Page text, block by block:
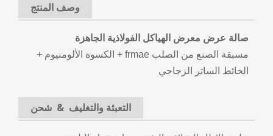
وصف المنتج
صالة عرض معرض الهياكل الفولاذية الجاهزة
مسبقة الصنع من الصلب frmae + الكسوة الألومنيوم +
الحائط الساتر الزجاجي
التعبئة والتغليف & شحن